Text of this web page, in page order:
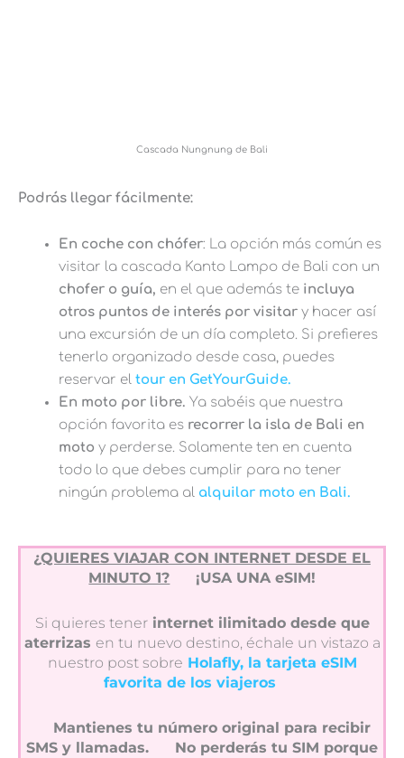
Cascada Nungnung de Bali
Podrás llegar fácilmente:
En coche con chófer: La opción más común es
visitar la cascada Kanto Lampo de Bali con un
chofer o guía, en el que además te incluya
otros puntos de interés por visitar y hacer así
una excursión de un día completo. Si prefieres
tenerlo organizado desde casa, puedes
reservar el tour en GetYourGuide.
En moto por libre. Ya sabéis que nuestra
opción favorita es recorrer la isla de Bali en
moto y perderse. Solamente ten en cuenta
todo lo que debes cumplir para no tener
ningún problema al alquilar moto en Bali.
¿QUIERES VIAJAR CON INTERNET DESDE EL
MINUTO 1?
¡USA UNA eSIM!
Si quieres tenerinternet ilimitado desde que
aterrizas en tu nuevo destino, échale un vistazo a
nuestro post sobre Holafly, la tarjeta eSIM
favorita de los viajeros
Mantienes tu número original para recibir
SMS y llamadas.
No perderás tu SIM porque